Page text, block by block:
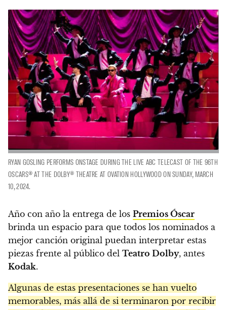
RYAN GOSLING PERFORMS ONSTAGE DURING THE LIVE ABC TELECAST OF THE 96TH
OSCARS® AT THE DOLBY® THEATRE AT OVATION HOLLYWOOD ON SUNDAY, MARCH
10, 2024.
Año con año la entrega de los Premios Óscar
brinda un espacio para que todos los nominados a
mejor canción original puedan interpretar estas
piezas frente al público del Teatro Dolby, antes
Kodak.
Algunas de estas presentaciones se han vuelto
memorables, más allá de si terminaron por recibir